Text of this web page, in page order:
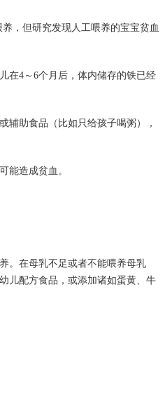
，但研究发现人工喂养的宝宝贫血
在4～6个月后，体内储存的铁已经
辅助食品（比如只给孩子喝粥），
能造成贫血。
。在母乳不足或者不能喂养母乳
儿配方食品，或添加诸如蛋黄、牛